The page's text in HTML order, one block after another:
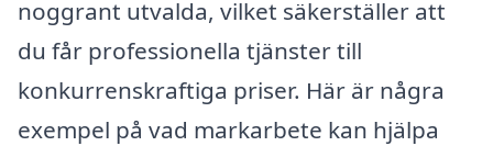
noggrant utvalda, vilket säkerställer att
du får professionella tjänster till
konkurrenskraftiga priser. Här är några
exempel på vad markarbete kan hjälpa